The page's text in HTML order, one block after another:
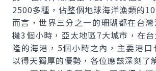
2500多種，佔整個地球海洋漁類的
而言，世界三分之一的珊瑚都在台
機3個小時，亞太地區7大城市，在
隆的海港，5個小時之內，主要港口
以得天獨厚的優勢，各位應該深刻了